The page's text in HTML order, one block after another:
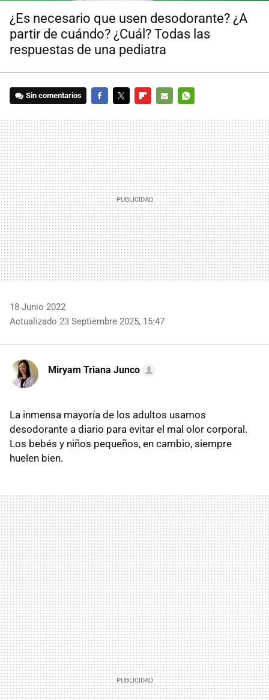
¿Es necesario que usen desodorante? ¿A
partir de cuándo? ¿Cuál? Todas las
respuestas de una pediatra
Sin comentarios
MAIL
18 Junio 2022
Actualizado 23 Septiembre 2025, 15:47
Miryam Triana Junco
La inmensa mayoría de los adultos usamos
desodorante a diario para evitar el mal olor corporal.
Los bebés y niños pequeños, en cambio, siempre
huelen bien.